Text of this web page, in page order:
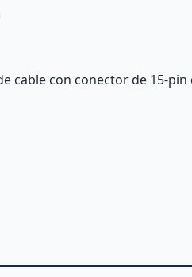
cable con conector de 15-